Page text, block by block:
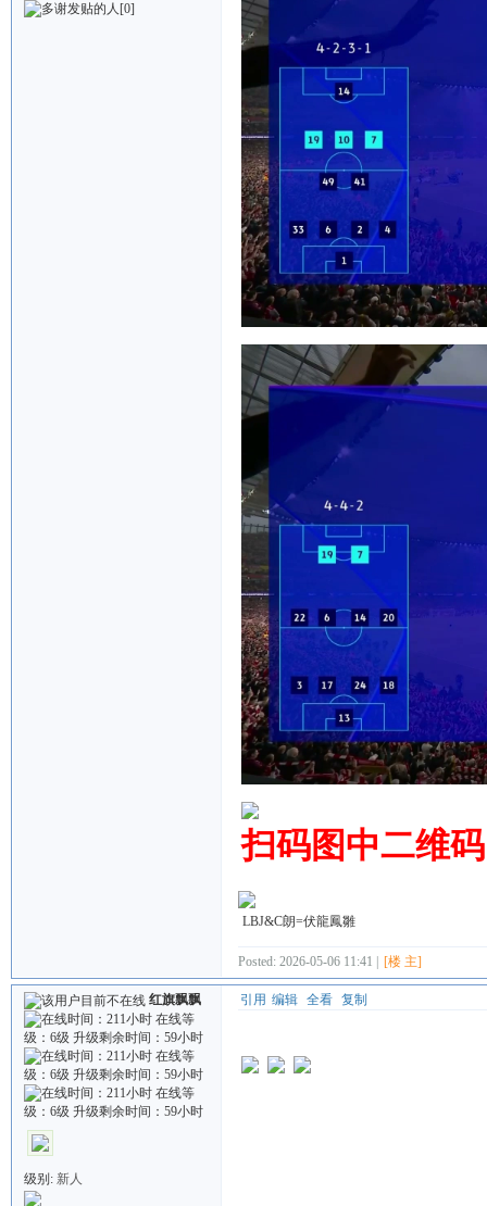
[0]
扫码图中二维
LBJ&C朗=伏龍鳳雛
Posted: 2026-05-06 11:41 | [楼 主]
红旗飘飘
级别: 新人
引用 编辑 全看 复制